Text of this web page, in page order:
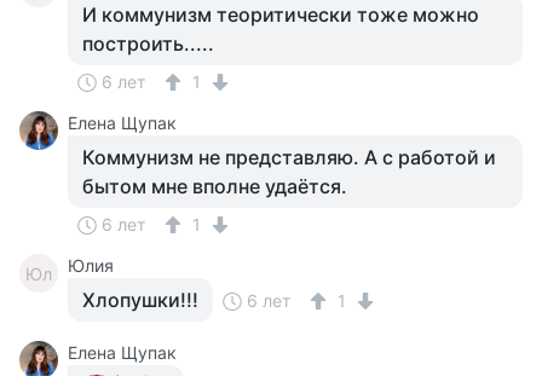
И коммунизм теоритически тоже можно
построить.....
6 лет
1
Елена Щупак
Коммунизм не представляю. А с работой и
бытом мне вполне удаётся.
6 лет 1
Юл Юлия
Хлопушки!!! 6 лет 1
Елена Щупак